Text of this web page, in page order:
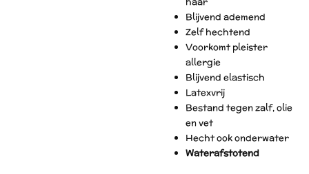
Blijvend ademend
Zelf hechtend
Voorkomt pleister
allergie
Blijvend elastisch
Latexvrij
Bestand tegen zalf, olie
en vet
Hecht ook onderwater
Waterafstotend